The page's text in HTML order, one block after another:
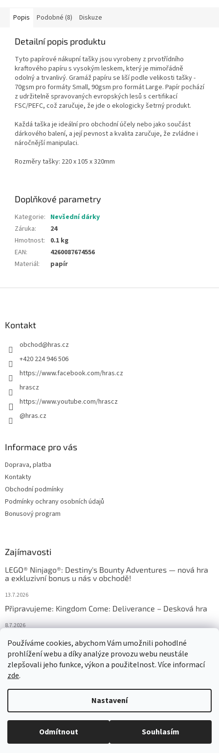
Používáme cookies, abychom Vám umožnili pohodlné
prohlížení webu a díky analýze provozu webu neustále
zlepšovali jeho funkce, výkon a použitelnost. Více informací
zde.
Nastavení
Odmítnout Souhlasím
Popis Podobné (8) Diskuze
Detailní popis produktu
Tyto papírové nákupní tašky jsou vyrobeny z prvotřídního
kraftového papíru s vysokým leskem, který je mimořádně
odolný a trvanlivý. Gramáž papíru se liší podle velikosti tašky -
70gsm pro formáty Small, 90gsm pro formát Large. Papír pochází
z udržitelně spravovaných evropských lesů s certifikací
FSC/PEFC, což zaručuje, že jde o ekologicky šetrný produkt.
Každá taška je ideální pro obchodní účely nebo jako součást
dárkového balení, a její pevnost a kvalita zaručuje, že zvládne i
náročnější manipulaci.
Rozměry tašky: 220 x 105 x 320mm
Doplňkové parametry
Kategorie: Nevšední dárky
Záruka:
24
Hmotnost:
0.1 kg
EAN:
4260087674556
Materiál: papír
Kontakt
obchod@hras.cz
+420 224 946 506
https://www.facebook.com/hras.cz
hrascz
https://www.youtube.com/hrascz
@hras.cz
Informace pro vás
Doprava, platba
Kontakty
Obchodní podmínky
Podmínky ochrany osobních údajů
Bonusový program
Zajímavosti
LEGO® Ninjago®: Destiny's Bounty Adventures — nová hra
a exkluzivní bonus u nás v obchodě!
13.7.2026
Připravujeme: Kingdom Come: Deliverance – Desková hra
8.7.2026
Nejlepší deskové hry: výběr, který frčí v celém Česku
18.6.2026
Copyright 2026HRAS. Všechna práva vyhrazena.Upravit nastavení